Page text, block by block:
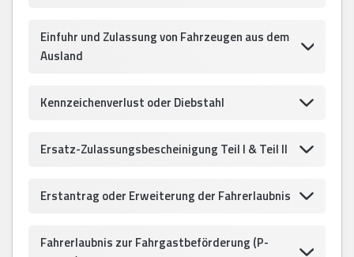
Einfuhr und Zulassung von Fahrzeugen aus dem
Ausland
Kennzeichenverlust oder Diebstahl
Ersatz-Zulassungsbescheinigung Teil I & Teil II
Erstantrag oder Erweiterung der Fahrerlaubnis
Fahrerlaubnis zur Fahrgastbeförderung (P-